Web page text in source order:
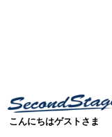
こんにちはゲストさま